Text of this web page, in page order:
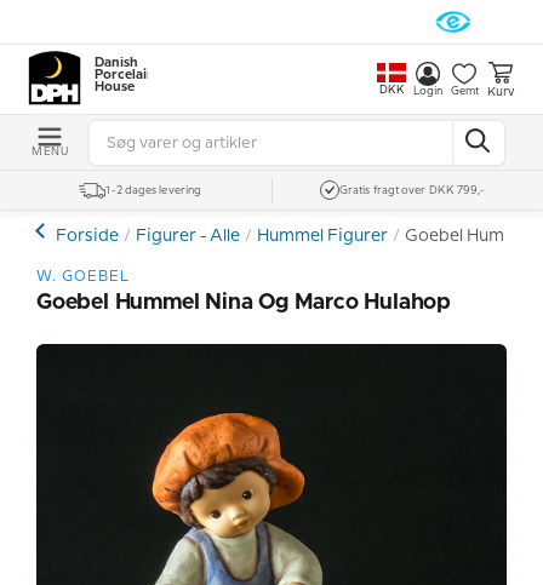
Danish
Porcelain
House
DKK Login Gemt Kurv
MENU
1-2 dages levering Gratis fragt over DKK 799,-
Forside Figurer - Alle Hummel Figurer Goebel Hummel
W. GOEBEL
Goebel Hummel Nina Og Marco Hulahop